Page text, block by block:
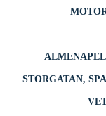
ALMEN
STORGATAN,